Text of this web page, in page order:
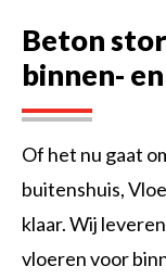
Beton
binnen-
Of het nu gaat
buitenshuis,
klaar. Wij
vloeren voor